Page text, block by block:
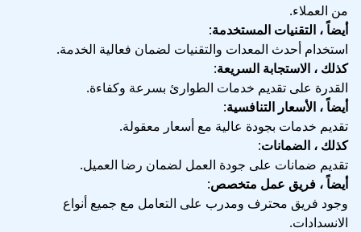
من العملاء.
أيضاً ، التقنيات المستخدمة:
استخدام أحدث المعدات والتقنيات لضمان فعالية الخدمة.
كذلك ، الاستجابة السريعة:
القدرة على تقديم خدمات الطوارئ بسرعة وكفاءة.
أيضاً ، الأسعار التنافسية:
تقديم خدمات بجودة عالية مع أسعار معقولة.
كذلك ، الضمانات:
تقديم ضمانات على جودة العمل لضمان رضا العميل.
أيضاً ، فريق عمل متخصص:
وجود فريق محترف ومدرب على التعامل مع جميع أنواع
الانسدادات.